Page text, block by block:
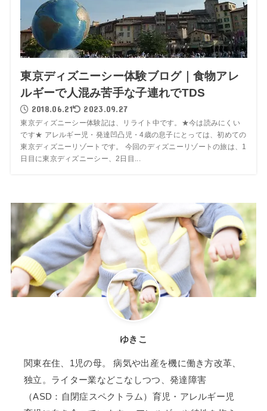
東京ディズニーシー体験ブログ｜食物アレ
ルギーで人混み苦手な子連れでTDS
2018.06.21 2023.09.27
東京ディズニーシー体験記は、リライト中です。★今は読みにくい
です★ アレルギー児・発達凹凸児・4歳の息子にとっては、初めての
東京ディズニーリゾートです。 今回のディズニーリゾートの旅は、1
日目に東京ディズニーシー、2日目...
ゆきこ
関東在住、1児の母。 病気や出産を機に働き方改革、
独立。ライター業などこなしつつ、発達障害
（ASD：自閉症スペクトラム）育児・アレルギー児